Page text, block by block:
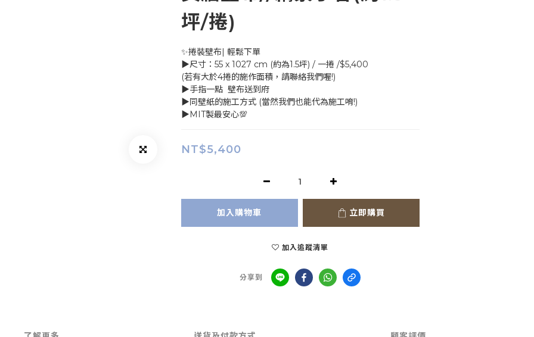
坪/捲)
✨捲裝壁布| 輕鬆下單
▶尺寸：55 x 1027 cm (約為1.5坪) / 一捲 /$5,400
(若有大於4捲的施作面積，請聯絡我們喔!)
▶手指一點  壁布送到府
▶同壁紙的施工方式 (當然我們也能代為施工唷!)
▶MIT製最安心💯
NT$5,400
加入購物車 立即購買
加入追蹤清單
分享到